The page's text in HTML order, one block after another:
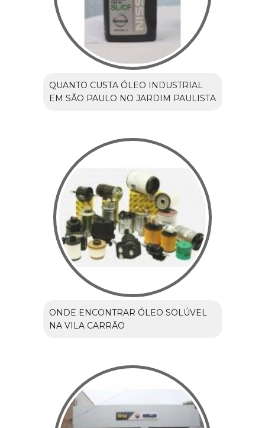
QUANTO CUSTA ÓLEO INDUSTRIAL
EM SÃO PAULO NO JARDIM PAULISTA
ONDE ENCONTRAR ÓLEO SOLÚVEL
NA VILA CARRÃO